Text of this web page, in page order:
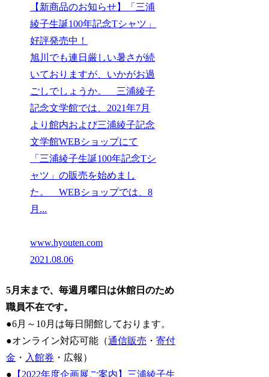
【新商品のお知らせ】「三浦
綾子生誕100年記念Tシャツ」
好評発売中！
旭川でも連日厳しい暑さが続
いておりますが、いかがお過
ごしでしょうか。 三浦綾子
記念文学館では、2021年7月
より館内および三浦綾子記念
文学館WEBショップにて
「三浦綾子生誕100年記念Tシ
ャツ」の販売を始めまし
た。 WEBショップでは、8
月...
www.hyouten.com
2021.08.06
5月末まで、毎週月曜日は休館日のため
職員不在です。
●6月～10月は毎日開館しております。
●オンライン対応可能（通信販売 ・寄付
金 ・ 入館券 ・広報）
● 【2022年度企画展ご案内】三浦綾子生